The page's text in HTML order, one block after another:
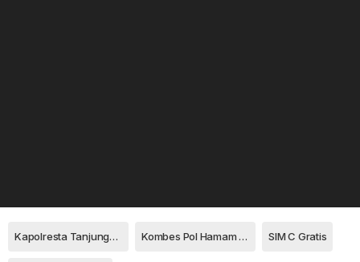
Kapolresta Tanjungpinang Kombes Pol Hamam Wahyudi SIM C Gratis